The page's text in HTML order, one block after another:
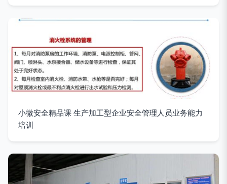
小微安全精品课 生产加工型企业安全管理人员业务能力
培训